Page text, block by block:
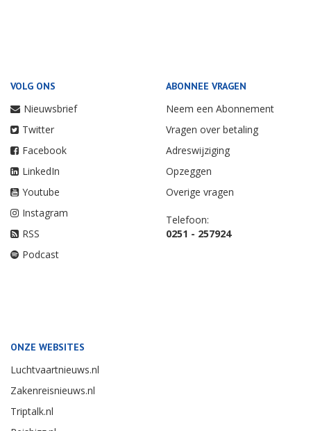
VOLG ONS
Nieuwsbrief
Twitter
Facebook
LinkedIn
Youtube
Instagram
RSS
Podcast
ABONNEE VRAGEN
Neem een Abonnement
Vragen over betaling
Adreswijziging
Opzeggen
Overige vragen
Telefoon:
0251 - 257924
ONZE WEBSITES
Luchtvaartnieuws.nl
Zakenreisnieuws.nl
Triptalk.nl